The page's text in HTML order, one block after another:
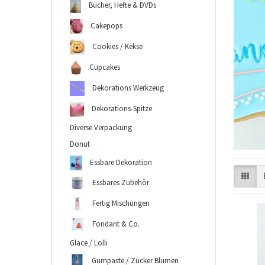
Bücher, Hefte & DVDs
Cakepops
Cookies / Kekse
Cupcakes
Dekorations Werkzeug
Dekorations-Spitze
Diverse Verpackung
Donut
Essbare Dekoration
Essbares Zubehör
Fertig Mischungen
Fondant & Co.
Glace / Lolli
Gumpaste / Zucker Blumen